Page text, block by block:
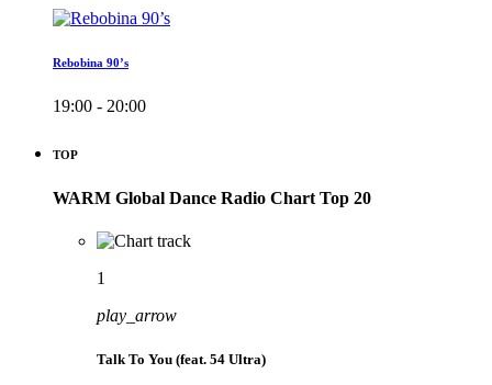
Rebobina 90’s
19:00 - 20:00
TOP
WARM Global Dance Radio Chart Top 20
1
play_arrow
Talk To You (feat. 54 Ultra)